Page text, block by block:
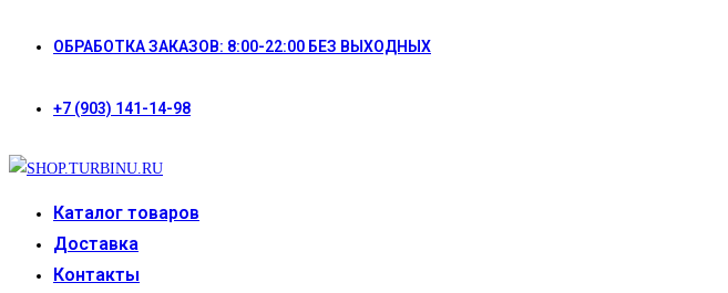
ОБРАБОТКА ЗАКАЗОВ: 8:00-22:00 БЕЗ ВЫХОДНЫХ
+7 (903) 141-14-98
Каталог товаров
Доставка
Контакты